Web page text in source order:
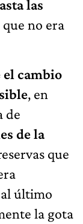
las
no era
el cambio
, en
de
de la
que
último
la gota